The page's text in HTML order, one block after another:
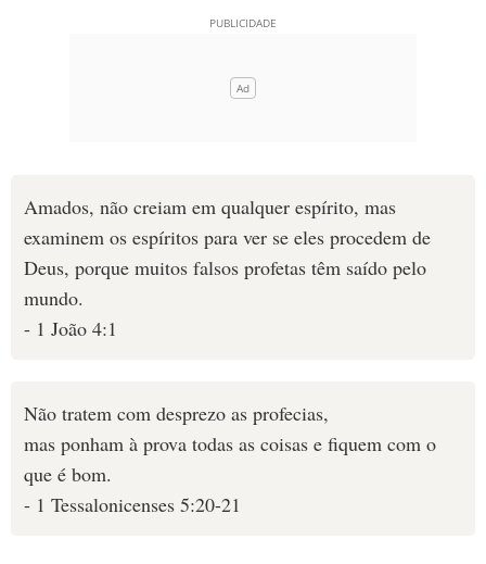
QUEM SOMOS
LOJA BÍBLIAON
Amados, não creiam em qualquer espírito, mas
examinem os espíritos para ver se eles procedem de
Deus, porque muitos falsos profetas têm saído pelo
mundo.
- 1 João 4:1
Não tratem com desprezo as profecias,
mas ponham à prova todas as coisas e fiquem com o
que é bom.
- 1 Tessalonicenses 5:20-21